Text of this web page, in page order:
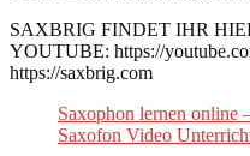
SAXBRIG FINDET IHR
YOUTUBE: https://
https://saxbrig.com
Saxophon lernen online
Saxofon Video